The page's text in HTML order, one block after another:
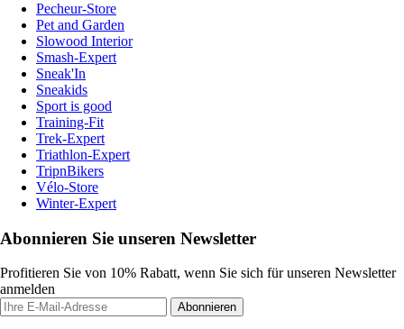
Pecheur-Store
Pet and Garden
Slowood Interior
Smash-Expert
Sneak'In
Sneakids
Sport is good
Training-Fit
Trek-Expert
Triathlon-Expert
TripnBikers
Vélo-Store
Winter-Expert
Abonnieren Sie unseren Newsletter
Profitieren Sie von 10% Rabatt, wenn Sie sich für unseren Newsletter
anmelden
Abonnieren